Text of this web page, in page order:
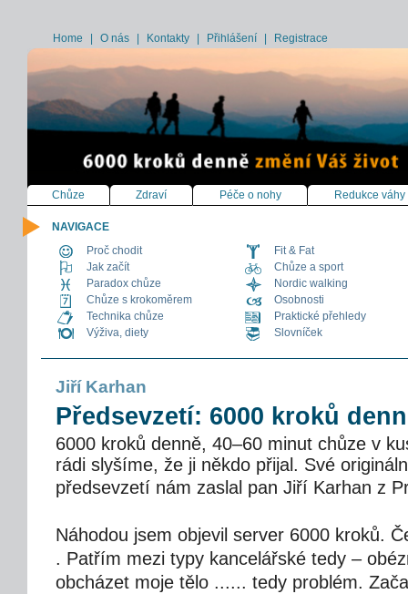
Home O nás Kontakty Přihlášení Registrace
NAVIGACE
Proč chodit
Fit & Fat
Jak začít
Chůze a sport
Paradox chůze
Nordic walking
Chůze s krokoměrem
Osobnosti
Technika chůze
Praktické přehledy
Výživa, diety
Slovníček
Jiří Karhan
Předsevzetí: 6000 kroků
6000 kroků denně, 40–60 minut chůze v
rádi slyšíme, že ji někdo přijal. Své
předsevzetí nám zaslal pan Jiří Karhan z
Náhodou jsem objevil server 6000 kroků.
. Patřím mezi typy kancelářské tedy –
obcházet moje tělo ...... tedy problém.
Chůze Zdraví Péče o nohy Redukce váhy